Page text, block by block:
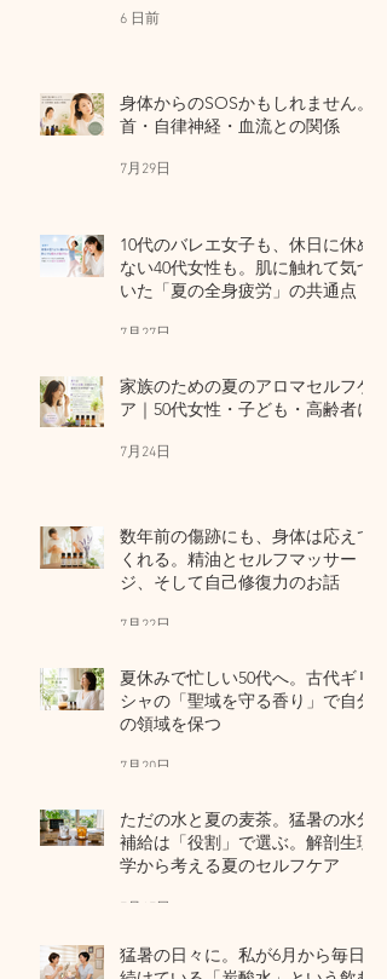
6 日前
身体からのSOSかもしれません。
首・自律神経・血流との関係
7月29日
10代のバレエ女子も、休日に休め
ない40代女性も。肌に触れて気づ
いた「夏の全身疲労」の共通点
7月27日
家族のための夏のアロマセルフケ
ア｜50代女性・子ども・高齢者に
7月24日
数年前の傷跡にも、身体は応えて
くれる。精油とセルフマッサー
ジ、そして自己修復力のお話
7月22日
夏休みで忙しい50代へ。古代ギリ
シャの「聖域を守る香り」で自分
の領域を保つ
7月20日
ただの水と夏の麦茶。猛暑の水分
補給は「役割」で選ぶ。解剖生理
学から考える夏のセルフケア
7月17日
猛暑の日々に。私が6月から毎日